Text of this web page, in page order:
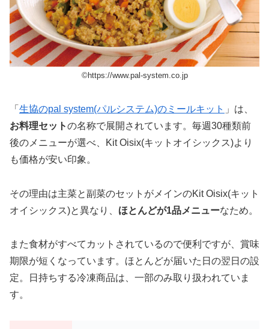
©︎https://www.pal-system.co.jp
「 生協のpal system(パルシステム)のミールキット 」は、
お料理セットの名称で展開されています。毎週30種類前
後のメニューが選べ、Kit Oisix(キットオイシックス)より
も価格が安い印象。
その理由は主菜と副菜のセットがメインのKit Oisix(キット
オイシックス)と異なり、 ほとんどが1品メニューなため。
また食材がすべてカットされているので便利ですが、賞味
期限が短くなっています。ほとんどが届いた日の翌日の設
定。日持ちする冷凍商品は、一部のみ取り扱われていま
す。